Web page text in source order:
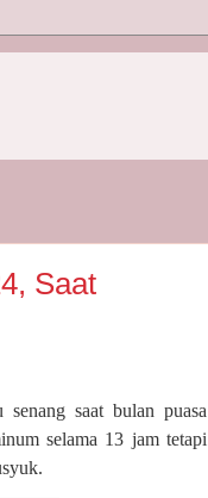
Saat
saat bulan puasa
selama 13 jam tetapi